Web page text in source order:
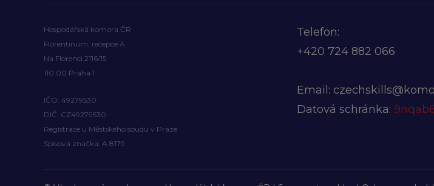
Hospodářská komora ČR
Florentinum, recepce A
Na Florenci 2116/15
110 00 Praha 1
IČO: 49279530
DIČ: CZ49279530
Registrace u Městského soudu v Praze
Spisová značka: A 8179
Telefon:
+420 724 882 066
Email:
Datová schránka: